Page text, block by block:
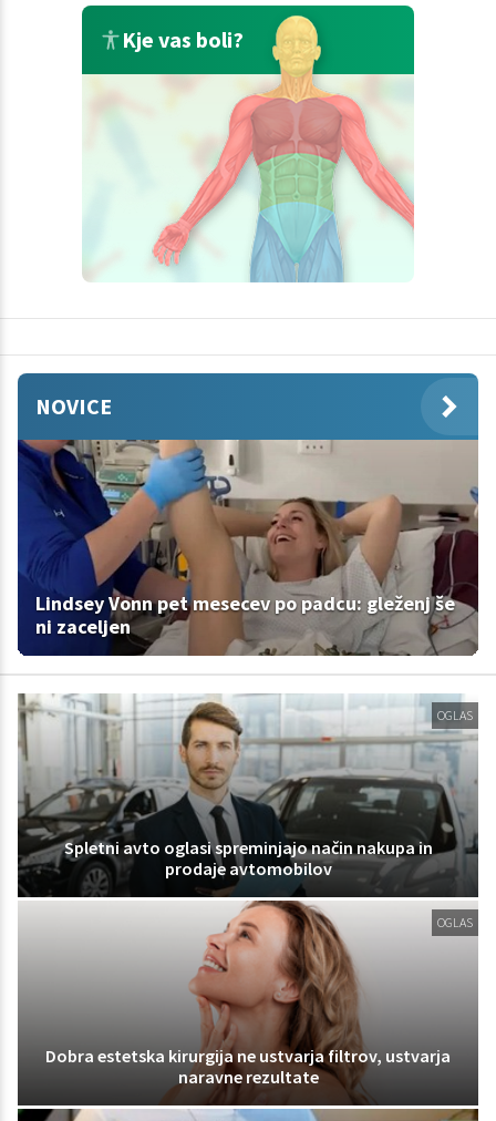
Kje vas boli?
NOVICE
Lindsey Vonn pet mesecev po padcu: gleženj še
ni zaceljen
OGLAS
Spletni avto oglasi spreminjajo način nakupa in
prodaje avtomobilov
OGLAS
Dobra estetska kirurgija ne ustvarja filtrov, ustvarja
naravne rezultate